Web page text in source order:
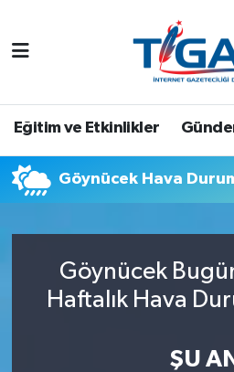
Eğitim ve Etkinlikler
Göynücek Hava
Göynücek
Haftalık Hava
ŞU AN
Nöbetçi Eczaneler
Tüm Manşetler
Son Dakika Haberleri